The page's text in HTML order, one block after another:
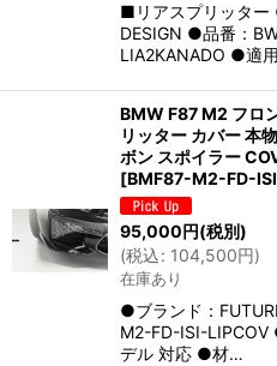
■リアスプリッター
DESIGN ●品番：
LIA2KANADO ●適
BMW F87 M2 フロ
リッター カバー 本
ボン スポイラー
[BMF87-M2-FD-
95,000円(税別)
(税込: 104,500円)
在庫あり
●ブランド：
M2-FD-ISI-LIPCOV
デル 対応 ●材…